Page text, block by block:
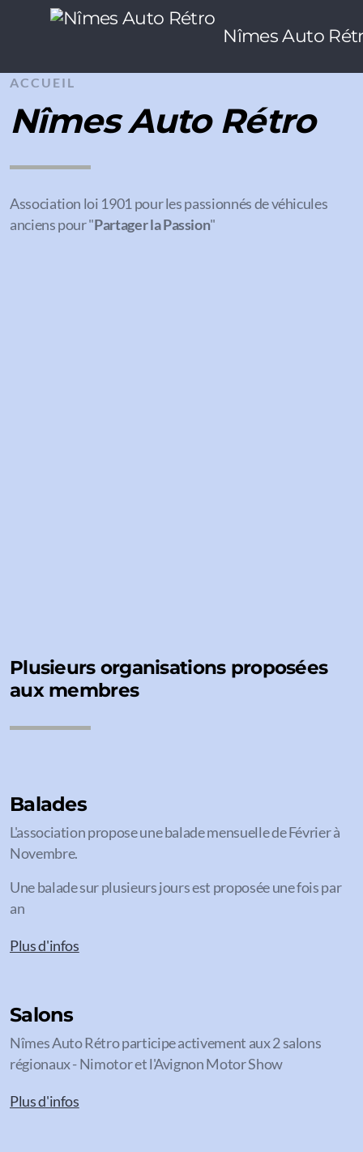
Nîmes Auto
ACCUEIL
Nîmes Auto Rétro
Association loi 1901 pour les passionnés de véhicules
anciens pour "Partager la Passion"
Plusieurs organisations proposées
aux membres
Balades
L'association propose une balade mensuelle de Février à
Novembre.
Une balade sur plusieurs jours est proposée une fois par
an
Plus d'infos
Salons
Nîmes Auto Rétro participe activement aux 2 salons
régionaux - Nimotor et l'Avignon Motor Show
Plus d'infos